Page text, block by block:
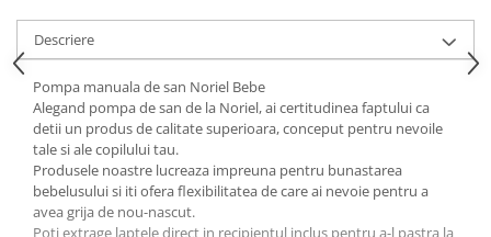
Casute de papusi si mobilier
Cuburi si caramizi
Elicoptere, avioane si nave de
jucarie
Figurine
Frumusete, bijuterii si accesorii
fetite
Descriere
Pompa manuala de san Noriel Bebe
Alegand pompa de san de la Noriel, ai certitudinea faptului ca
detii un produs de calitate superioara, conceput pentru nevoile
tale si ale copilului tau.
Produsele noastre lucreaza impreuna pentru bunastarea
bebelusului si iti ofera flexibilitatea de care ai nevoie pentru a
avea grija de nou-nascut.
Poti extrage laptele direct in recipientul inclus pentru a-l pastra la